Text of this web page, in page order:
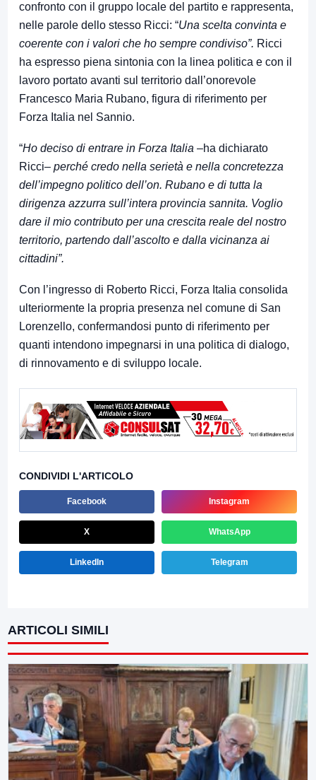
confronto con il gruppo locale del partito e rappresenta,
nelle parole dello stesso Ricci: “Una scelta convinta e
coerente con i valori che ho sempre condiviso”. Ricci
ha espresso piena sintonia con la linea politica e con il
lavoro portato avanti sul territorio dall’onorevole
Francesco Maria Rubano, figura di riferimento per
Forza Italia nel Sannio.
“Ho deciso di entrare in Forza Italia –ha dichiarato
Ricci– perché credo nella serietà e nella concretezza
dell’impegno politico dell’on. Rubano e di tutta la
dirigenza azzurra sull’intera provincia sannita. Voglio
dare il mio contributo per una crescita reale del nostro
territorio, partendo dall’ascolto e dalla vicinanza ai
cittadini”.
Con l’ingresso di Roberto Ricci, Forza Italia consolida
ulteriormente la propria presenza nel comune di San
Lorenzello, confermandosi punto di riferimento per
quanti intendono impegnarsi in una politica di dialogo,
di rinnovamento e di sviluppo locale.
CONDIVIDI L'ARTICOLO
Facebook Instagram
X WhatsApp
LinkedIn Telegram
ARTICOLI SIMILI